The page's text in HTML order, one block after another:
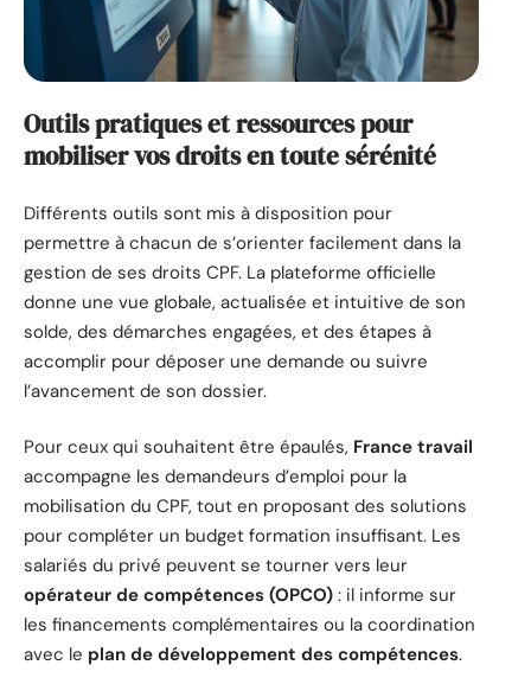
Outils pratiques et ressources pour
mobiliser vos droits en toute sérénité
Différents outils sont mis à disposition pour
permettre à chacun de s’orienter facilement dans la
gestion de ses droits CPF. La plateforme officielle
donne une vue globale, actualisée et intuitive de son
solde, des démarches engagées, et des étapes à
accomplir pour déposer une demande ou suivre
l’avancement de son dossier.
Pour ceux qui souhaitent être épaulés, France travail
accompagne les demandeurs d’emploi pour la
mobilisation du CPF, tout en proposant des solutions
pour compléter un budget formation insuffisant. Les
salariés du privé peuvent se tourner vers leur
opérateur de compétences (OPCO) : il informe sur
les financements complémentaires ou la coordination
avec le plan de développement des compétences.